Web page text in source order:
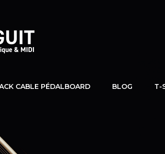
CABLE PÉDALBOARD BLOG T-